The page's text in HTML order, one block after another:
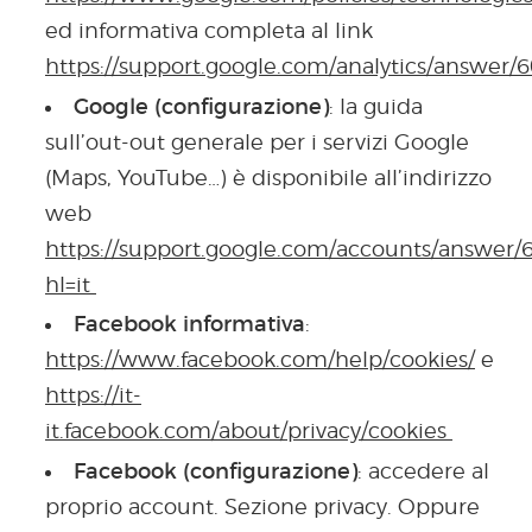
ed informativa completa al link
https://support.google.com/analytics/answer/
Google (configurazione): la guida
sull’out-out generale per i servizi Google
(Maps, YouTube…) è disponibile all’indirizzo
web
https://support.google.com/accounts/answer/
hl=it
Facebook informativa:
https://www.facebook.com/help/cookies/ e
https://it-
it.facebook.com/about/privacy/cookies
Facebook (configurazione): accedere al
proprio account. Sezione privacy. Oppure